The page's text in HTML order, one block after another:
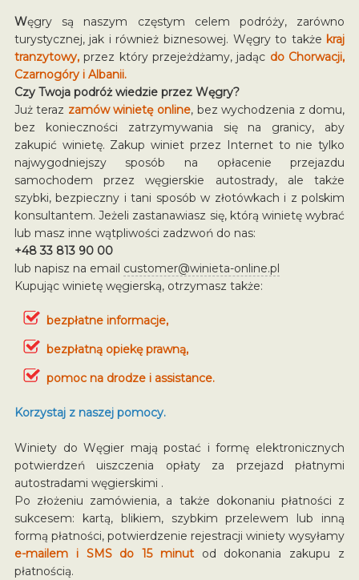
Węgry są naszym częstym celem podróży, zarówno
turystycznej, jak i również biznesowej. Węgry to także kraj
tranzytowy,przez który przejeżdżamy, jadąc do Chorwacji,
Czarnogóry i Albanii.
Czy Twoja podróż wiedzie przez Węgry?
Już teraz zamów winietę online, bez wychodzenia z domu,
bez konieczności zatrzymywania się na granicy, aby
zakupić winietę. Zakup winiet przez Internet to nie tylko
najwygodniejszy sposób na opłacenie przejazdu
samochodem przez węgierskie autostrady, ale także
szybki, bezpieczny i tani sposób w złotówkach i z polskim
konsultantem. Jeżeli zastanawiasz się, którą winietę wybrać
lub masz inne wątpliwości zadzwoń do nas:
+48 33 813 90 00
lub napisz na email customer@winieta-online.pl
Kupując winietę węgierską, otrzymasz także:
bezpłatne informacje,
bezpłatną opiekę prawną,
pomoc na drodze i assistance.
Korzystaj z naszej pomocy.
Winiety do Węgier mają postać i formę elektronicznych
potwierdzeń uiszczenia opłaty za przejazd płatnymi
autostradami węgierskimi .
Po złożeniu zamówienia, a także dokonaniu płatności z
sukcesem: kartą, blikiem, szybkim przelewem lub inną
formą płatności, potwierdzenie rejestracji winiety wysyłamy
e-mailem i SMS do 15 minutod dokonania zakupu z
płatnością.